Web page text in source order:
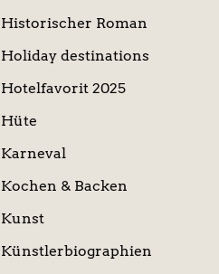
Historischer Roman
Holiday destinations
Hotelfavorit 2025
Hüte
Karneval
Kochen & Backen
Kunst
Künstlerbiographien